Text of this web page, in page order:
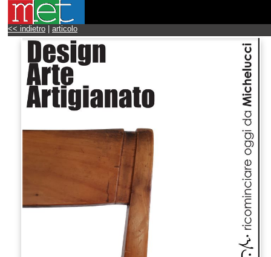
<< indietro articolo